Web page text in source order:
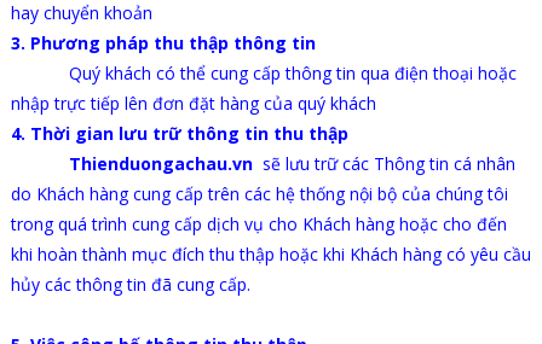
hay chuyển khoản
3. Phương pháp thu thập thông tin
Quý khách có thể cung cấp thông tin qua điện thoại hoặc
nhập trực tiếp lên đơn đặt hàng của quý khách
4. Thời gian lưu trữ thông tin thu thập
Thienduongachau.vnsẽ lưu trữ các Thông tin cá nhân
do Khách hàng cung cấp trên các hệ thống nội bộ của chúng tôi
trong quá trình cung cấp dịch vụ cho Khách hàng hoặc cho đến
khi hoàn thành mục đích thu thập hoặc khi Khách hàng có yêu cầu
hủy các thông tin đã cung cấp.